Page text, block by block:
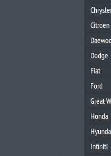
Citroen
Dodge
Fiat
Ford
Great
Honda
Infiniti